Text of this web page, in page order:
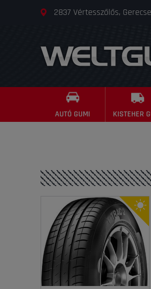
2837 Vértesszőlős,
AUTÓ GUMI KISTEHER